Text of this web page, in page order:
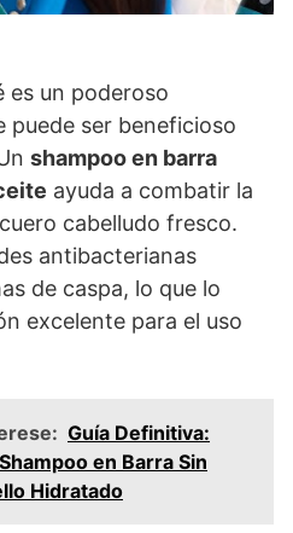
es un poderoso
puede ser beneficioso
shampoo en barra
ayuda a combatir la
cabelludo fresco.
antibacterianas
de caspa, lo que lo
excelente para el uso
Guía Definitiva:
en Barra Sin
Hidratado